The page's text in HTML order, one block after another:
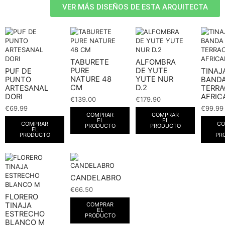
VER MÁS DISEÑOS DE ESTA ARQUITECTA
PUF DE
PUNTO
ARTESANAL
DORI
€69.99
COMPRAR
EL
PRODUCTO
TABURETE
PURE
NATURE 48
CM
€139.00
COMPRAR
EL
PRODUCTO
ALFOMBRA
DE YUTE
YUTE NUR
D.2
€179.90
COMPRAR
EL
PRODUCTO
€99.99
FLORERO
TINAJA
ESTRECHO
BLANCO M
CANDELABRO
€66.50
COMPRAR
EL
PRODUCTO